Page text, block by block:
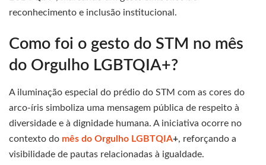
reconhecimento e inclusão institucional.
Como foi o gesto do STM no mês
do Orgulho LGBTQIA+?
A iluminação especial do prédio do STM com as cores do
arco-íris simboliza uma mensagem pública de respeito à
diversidade e à dignidade humana. A iniciativa ocorre no
contexto do mês do Orgulho LGBTQIA+, reforçando a
visibilidade de pautas relacionadas à igualdade.